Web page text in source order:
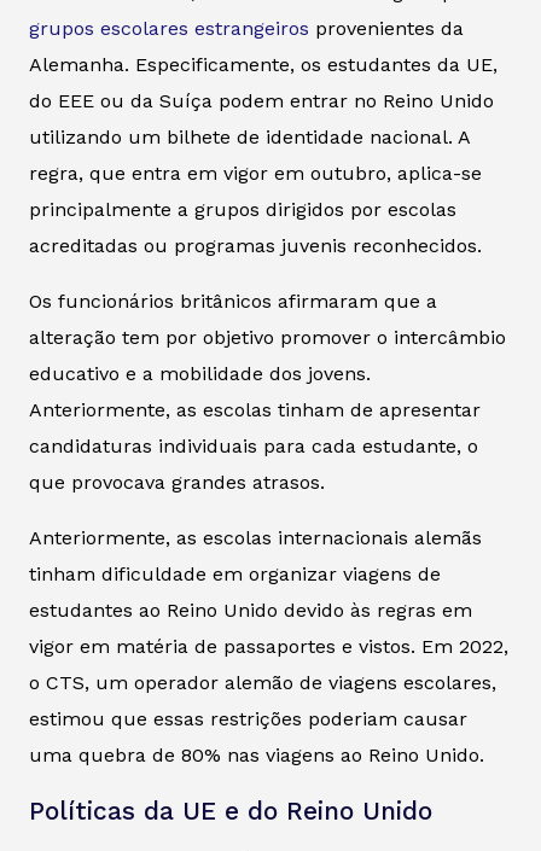
grupos escolares estrangeiros provenientes da
Alemanha. Especificamente, os estudantes da UE,
do EEE ou da Suíça podem entrar no Reino Unido
utilizando um bilhete de identidade nacional. A
regra, que entra em vigor em outubro, aplica-se
principalmente a grupos dirigidos por escolas
acreditadas ou programas juvenis reconhecidos.
Os funcionários britânicos afirmaram que a
alteração tem por objetivo promover o intercâmbio
educativo e a mobilidade dos jovens.
Anteriormente, as escolas tinham de apresentar
candidaturas individuais para cada estudante, o
que provocava grandes atrasos.
Anteriormente, as escolas internacionais alemãs
tinham dificuldade em organizar viagens de
estudantes ao Reino Unido devido às regras em
vigor em matéria de passaportes e vistos. Em 2022,
o CTS, um operador alemão de viagens escolares,
estimou que essas restrições poderiam causar
uma quebra de 80% nas viagens ao Reino Unido.
Políticas da UE e do Reino Unido